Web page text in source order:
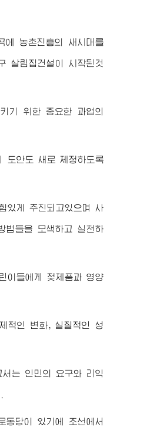
에 농촌진흥의 새시대를
살림집건설이 시작된것
기 위한 중요한 과업의
도안도 새로 제정하도록
있게 추진되고있으며 사
법들을 모색하고 실천하
이들에게 젖제품과 영양
적인 변화, 실질적인 성
는 인민의 요구와 리익
동당이 있기에 조선에서